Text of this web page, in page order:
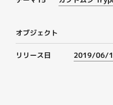
オブジェクト
リリース日 2019/06/